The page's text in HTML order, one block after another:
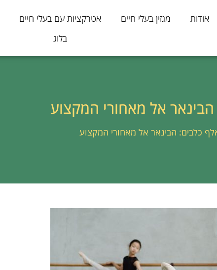
אודות מגזין בעלי חיים אטרקציות עם בעלי חיים
בלוג
אל מאחורי המקצוע
כלבים: הבינאר אל מאחורי המקצוע